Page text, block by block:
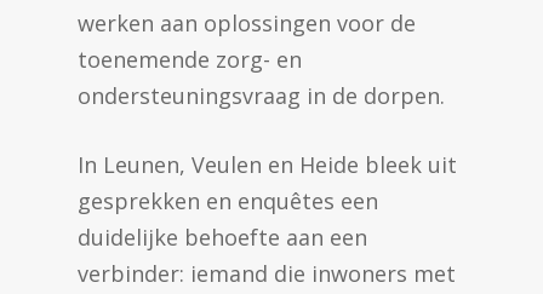
werken aan oplossingen voor de
toenemende zorg- en
ondersteuningsvraag in de dorpen.
In Leunen, Veulen en Heide bleek uit
gesprekken en enquêtes een
duidelijke behoefte aan een
verbinder: iemand die inwoners met